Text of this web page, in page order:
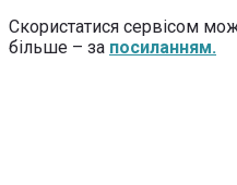
Скористатися сервісом
більше – за посиланням.